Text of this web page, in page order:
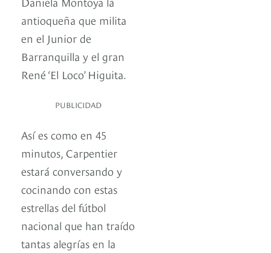
antioqueña que milita
en el Junior de
Barranquilla y el gran
René ‘El Loco’ Higuita.
PUBLICIDAD
Así es como en 45
minutos, Carpentier
estará conversando y
cocinando con estas
estrellas del fútbol
nacional que han traído
tantas alegrías en la